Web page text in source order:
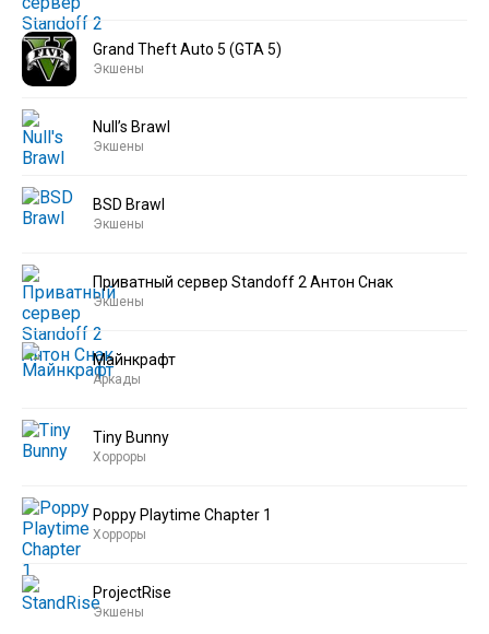
Grand Theft Auto 5 (GTA 5)
Экшены
Null’s Brawl
Экшены
BSD Brawl
Экшены
Приватный сервер Standoff 2 Антон Снак
Экшены
Майнкрафт
Аркады
Tiny Bunny
Хорроры
Poppy Playtime Chapter 1
Хорроры
ProjectRise
Экшены